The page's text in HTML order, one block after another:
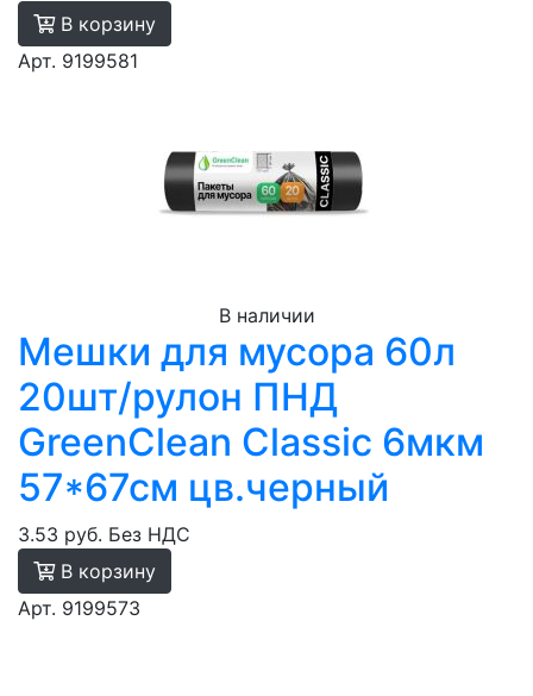
В корзину
Арт. 9199581
В наличии
Мешки для мусора 60л
20шт/рулон ПНД
GreenClean Classic 6мкм
57*67см цв.черный
3.53 руб. Без НДС
В корзину
Арт. 9199573